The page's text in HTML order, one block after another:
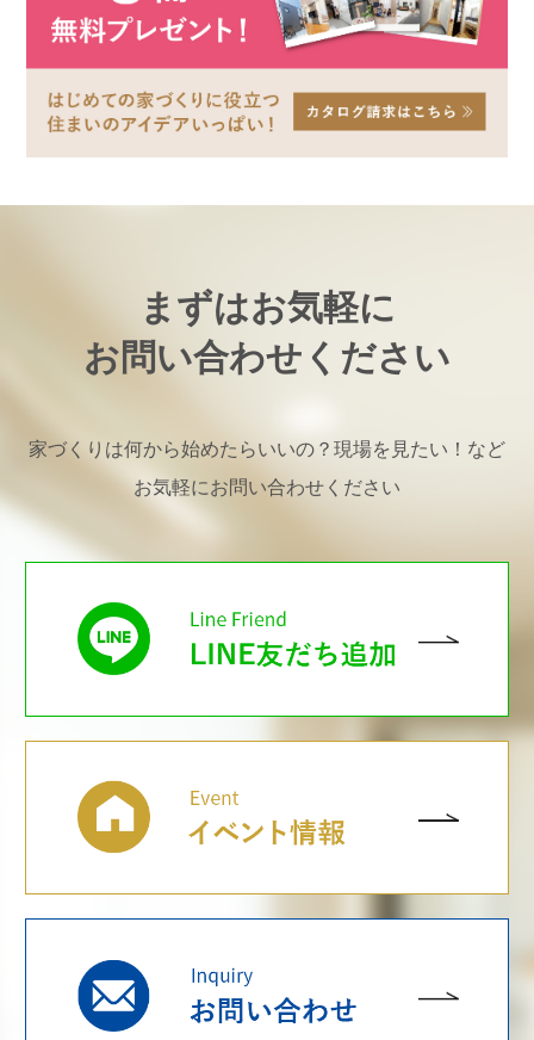
まずはお気軽に
お問い合わせください
家づくりは何から始めたらいいの？現場を見たい！など
お気軽にお問い合わせください